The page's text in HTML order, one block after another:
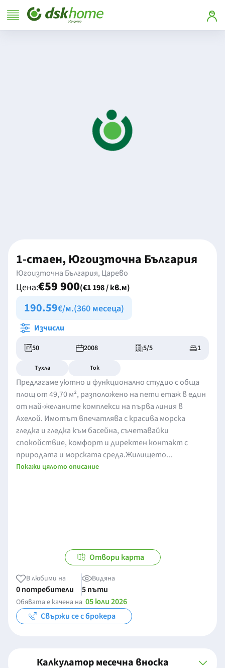
1-стаен, Югоизточна България
Югоизточна България, Царево
Цена:€59 900(€1 198 / кв.м)
190.59€/м.(360 месеца)
Изчисли
50 2008 5/5 1
Тухла Ток
Предлагаме уютно и функционално студио с обща
площ от 49,70 м², разположено на пети етаж в един
от най-желаните комплекси на първа линия в
Ахелой. Имотът впечатлява с красива морска
гледка и гледка към басейна, съчетавайки
спокойствие, комфорт и директен контакт с
природата и морската среда.Жилището...
Покажи цялото описание
Отвори карта
В любими на
0 потребители
Видяна
5 пъти
Обявата е качена на 05 юли 2026
Свържи се с брокера
Калкулатор месечна вноска